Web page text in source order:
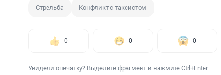
Стрельба Конфликт с таксистом
0 0 0
Увидели опечатку? Выделите фрагмент и нажмите Ctrl+Enter